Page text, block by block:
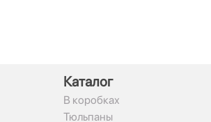
Каталог
В коробках
Тюльпаны